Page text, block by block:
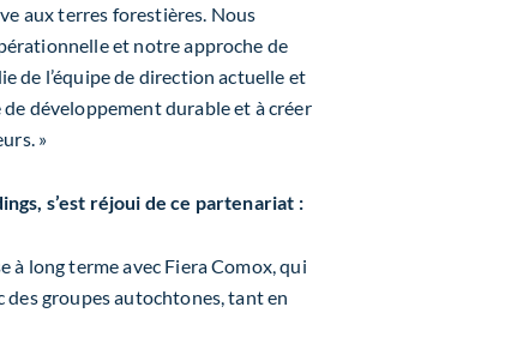
aux terres forestières. Nous
et notre approche de
de l’équipe de direction actuelle et
développement durable et à créer
»
s’est réjoui de ce partenariat :
à long terme avec Fiera Comox, qui
des groupes autochtones, tant en